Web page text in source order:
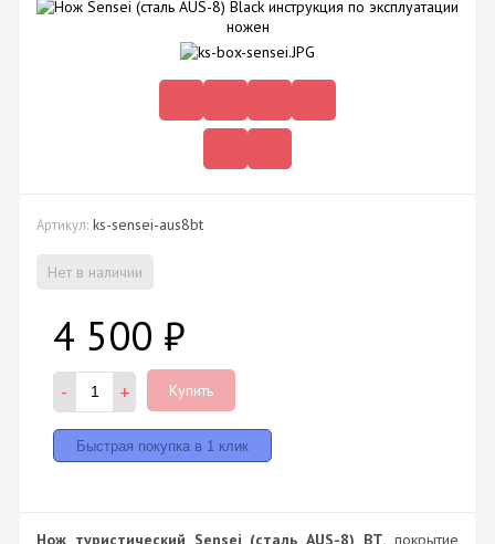
Артикул: ks-sensei-aus8bt
Нет в наличии
4 500 ₽
- + Купить
Нож туристический Sensei (сталь АUS-8) BT, покрытие